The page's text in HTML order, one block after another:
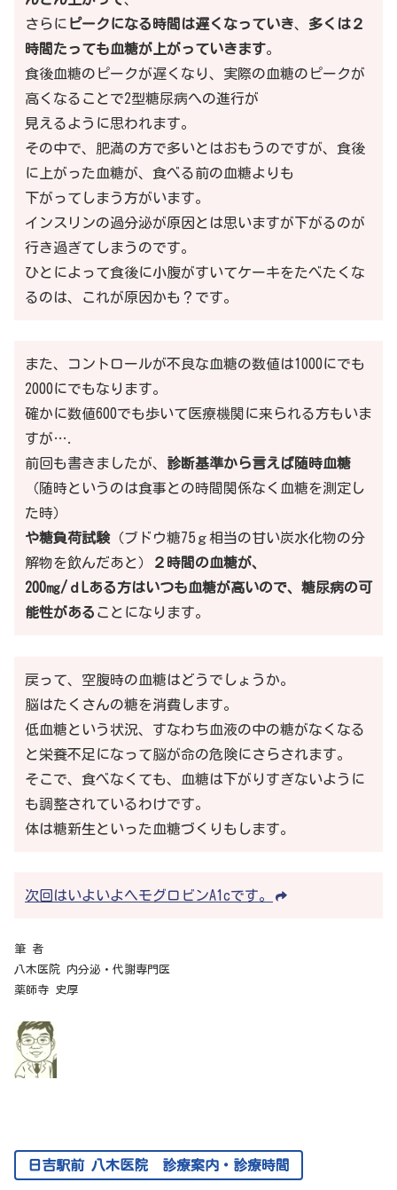
さらに ピークになる時間は遅くなっていき、 多くは２
時間たっても血糖が上がっていきます。
食後血糖のピークが遅くなり、実際の血糖のピークが
高くなることで2型糖尿病への進行が
見えるように思われます。
その中で、肥満の方で多いとはおもうのですが、食後
に上がった血糖が、食べる前の血糖よりも
下がってしまう方がいます。
インスリンの過分泌が原因とは思いますが下がるのが
行き過ぎてしまうのです。
ひとによって食後に小腹がすいてケーキをたべたくな
るのは、これが原因かも？です。
また、コントロールが不良な血糖の数値は1000にでも
2000にでもなります。
確かに数値600でも歩いて医療機関に来られる方もいま
すが….
前回も書きましたが、 診断基準から言えば随時血糖
（随時というのは食事との時間関係なく血糖を測定し
た時）
や糖負荷試験（ブドウ糖75ｇ相当の甘い炭水化物の分
解物を飲んだあと）
２時間の血糖が、
200㎎/ｄLある方はいつも血糖が高いので、糖尿病の可
能性がある ことになります。
戻って、空腹時の血糖はどうでしょうか。
脳はたくさんの糖を消費します。
低血糖という状況、すなわち血液の中の糖がなくなる
と栄養不足になって脳が命の危険にさらされます。
そこで、食べなくても、血糖は下がりすぎないように
も調整されているわけです。
体は糖新生といった血糖づくりもします。
次回はいよいよヘモグロビンA1cです。
筆 者
八木医院 内分泌・代謝専門医
薬師寺 史厚
日吉駅前 八木医院 診療案内・診療時間